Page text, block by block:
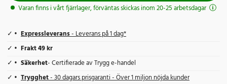
Varan finns i vårt fjärrlager, förväntas skickas inom 20-25 arbetsdagar
Expressleverans- Leverans på 1 dag*
Frakt 49 kr
Säkerhet- Certifierade av Trygg e-handel
Trygghet- 30 dagars prisgaranti - Över 1 miljon nöjda kunder